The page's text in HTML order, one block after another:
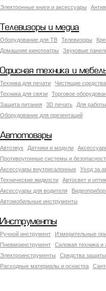
Электронные книги и аксессуары
Телевизоры и медиа
Оборудование для ТВ Телевизоры
Домашние кинотеатры
Звуковые
Офисная техника и
Техника для печати Чистящие средства
Техника для связи
Торговое
Защита питания
3D печать
Для
Оборудование для презентаций
Автотовары
Автозвук Датчики и модули
Противоугонные системы и
Аксесcуары внутрисалонные
Уход за
Технические жидкости
Автосвет и
Аксессуары для водителя
Автомобильные инструменты
Инструменты
Ручной инструмент
Измерительные
Пневмоинструмент
Силовая техника и
Электроинструменты
Средства защиты
Расходные материалы и оснастка